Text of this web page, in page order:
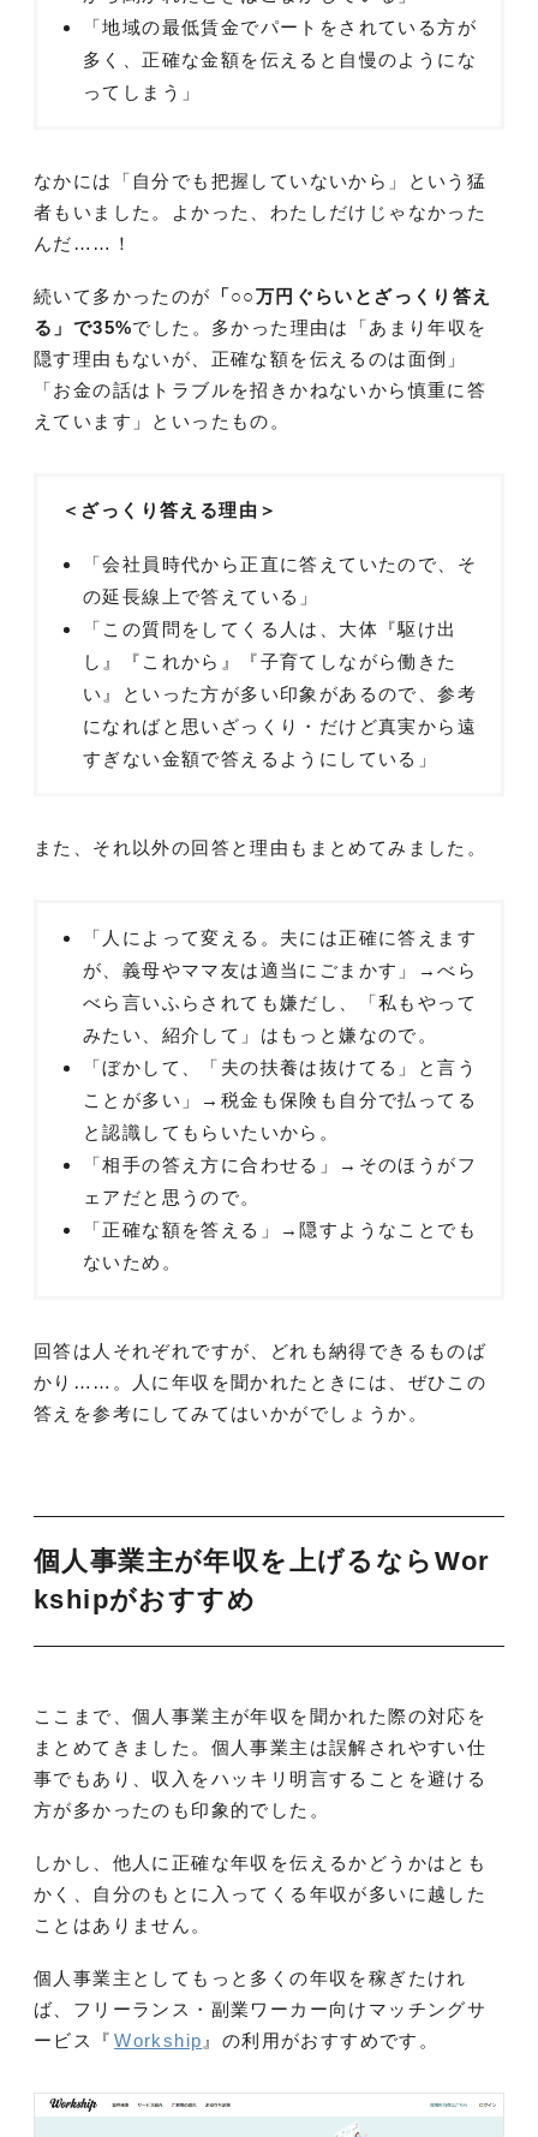
「地域の最低賃金でパートをされている方が
多く、正確な金額を伝えると自慢のようにな
ってしまう」
なかには「自分でも把握していないから」という猛
者もいました。よかった、わたしだけじゃなかった
んだ……！
続いて多かったのが 「○○万円ぐらいとざっくり答え
る」で35%でした。多かった理由は「あまり年収を
隠す理由もないが、正確な額を伝えるのは面倒」
「お金の話はトラブルを招きかねないから慎重に答
えています」といったもの。
＜ざっくり答える理由＞
「会社員時代から正直に答えていたので、そ
の延長線上で答えている」
「この質問をしてくる人は、大体『駆け出
し』『これから』『子育てしながら働きた
い』といった方が多い印象があるので、参考
になればと思いざっくり・だけど真実から遠
すぎない金額で答えるようにしている」
また、それ以外の回答と理由もまとめてみました。
「人によって変える。夫には正確に答えます
が、義母やママ友は適当にごまかす」→べら
べら言いふらされても嫌だし、「私もやって
みたい、紹介して」はもっと嫌なので。
「ぼかして、「夫の扶養は抜けてる」と言う
ことが多い」→税金も保険も自分で払ってる
と認識してもらいたいから。
「相手の答え方に合わせる」→そのほうがフ
ェアだと思うので。
「正確な額を答える」→隠すようなことでも
ないため。
回答は人それぞれですが、どれも納得できるものば
かり……。人に年収を聞かれたときには、ぜひこの
答えを参考にしてみてはいかがでしょうか。
個人事業主が年収を上げるならWor
kshipがおすすめ
ここまで、個人事業主が年収を聞かれた際の対応を
まとめてきました。個人事業主は誤解されやすい仕
事でもあり、収入をハッキリ明言することを避ける
方が多かったのも印象的でした。
しかし、他人に正確な年収を伝えるかどうかはとも
かく、自分のもとに入ってくる年収が多いに越した
ことはありません。
個人事業主としてもっと多くの年収を稼ぎたけれ
ば、フリーランス・副業ワーカー向けマッチングサ
ービス『 Workship 』の利用がおすすめです。